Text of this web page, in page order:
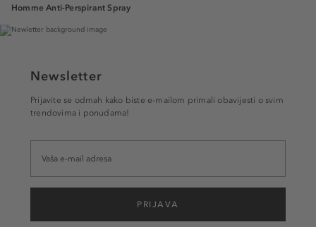
Homme Anti-Perspirant Spray
Newsletter
Prijavite se odmah kako biste e-mailom primali obavijesti o svim
trendovima i ponudama!
PRIJAVA